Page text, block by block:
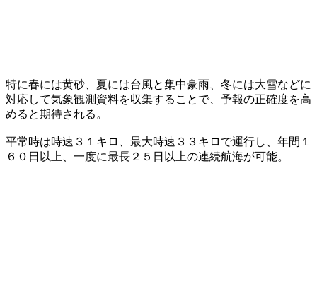
特に春には黄砂、夏には台風と集中豪雨、冬には大雪などに
対応して気象観測資料を収集することで、予報の正確度を高
めると期待される。
平常時は時速３１キロ、最大時速３３キロで運行し、年間１
６０日以上、一度に最長２５日以上の連続航海が可能。